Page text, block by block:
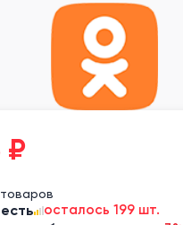
₽
осталось 199 шт.